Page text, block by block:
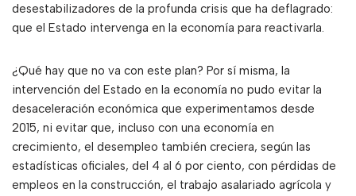
desestabilizadores de la profunda crisis que ha deflagrado:
que el Estado intervenga en la economía para reactivarla.
¿Qué hay que no va con este plan? Por sí misma, la
intervención del Estado en la economía no pudo evitar la
desaceleración económica que experimentamos desde
2015, ni evitar que, incluso con una economía en
crecimiento, el desempleo también creciera, según las
estadísticas oficiales, del 4 al 6 por ciento, con pérdidas de
empleos en la construcción, el trabajo asalariado agrícola y